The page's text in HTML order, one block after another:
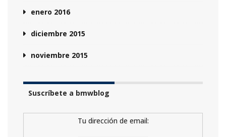
enero 2016
diciembre 2015
noviembre 2015
Suscríbete a bmwblog
Tu dirección de email: